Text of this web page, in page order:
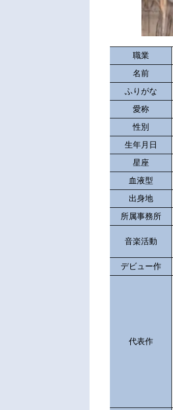
職業
名前
ふりがな
愛称
性別
生年月日
星座
血液型
出身地
所属事務所
音楽活動
デビュー作
代表作